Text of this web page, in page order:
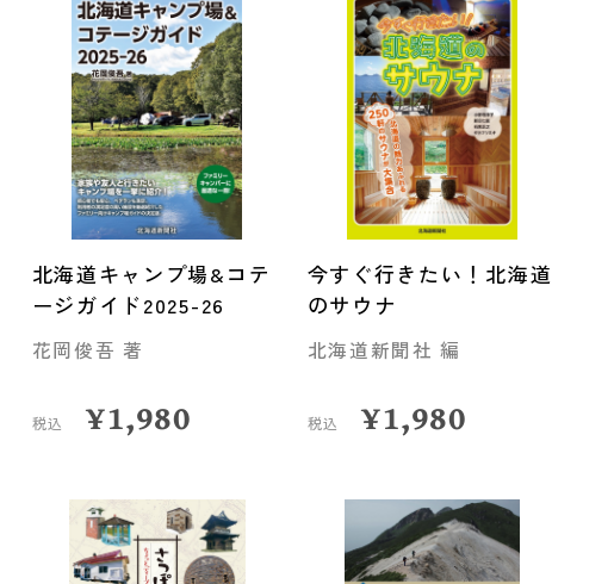
北海道キャンプ場&コテ
ージガイド2025-26
花岡俊吾 著
税込 ¥1,980
今すぐ行きたい！北海道
のサウナ
北海道新聞社 編
税込 ¥1,980